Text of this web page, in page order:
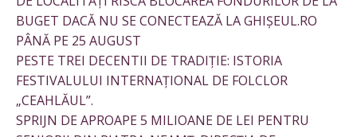
BUGET DACĂ NU SE CONECTEAZĂ LA GHIȘEUL.RO
PÂNĂ PE 25 AUGUST
PESTE TREI DECENTII DE TRADIȚIE: ISTORIA
FESTIVALULUI INTERNAȚIONAL DE FOLCLOR
„CEAHLĂUL”.
SPRIJN DE APROAPE 5 MILIOANE DE LEI PENTRU